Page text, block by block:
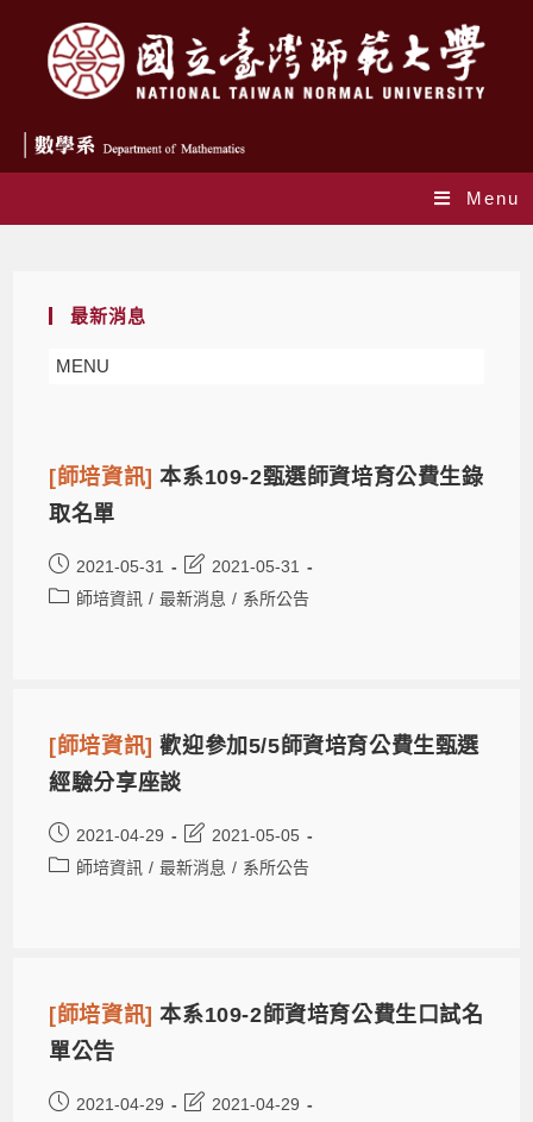
Menu
最新消息
MENU
[師培資訊]本系109-2甄選師資培育公費生錄
取名單
2021-05-31
2021-05-31
師培資訊 / 最新消息 / 系所公告
[師培資訊]歡迎參加5/5師資培育公費生甄選
經驗分享座談
2021-04-29
2021-05-05
師培資訊 / 最新消息 / 系所公告
[師培資訊]本系109-2師資培育公費生口試名
單公告
2021-04-29
2021-04-29